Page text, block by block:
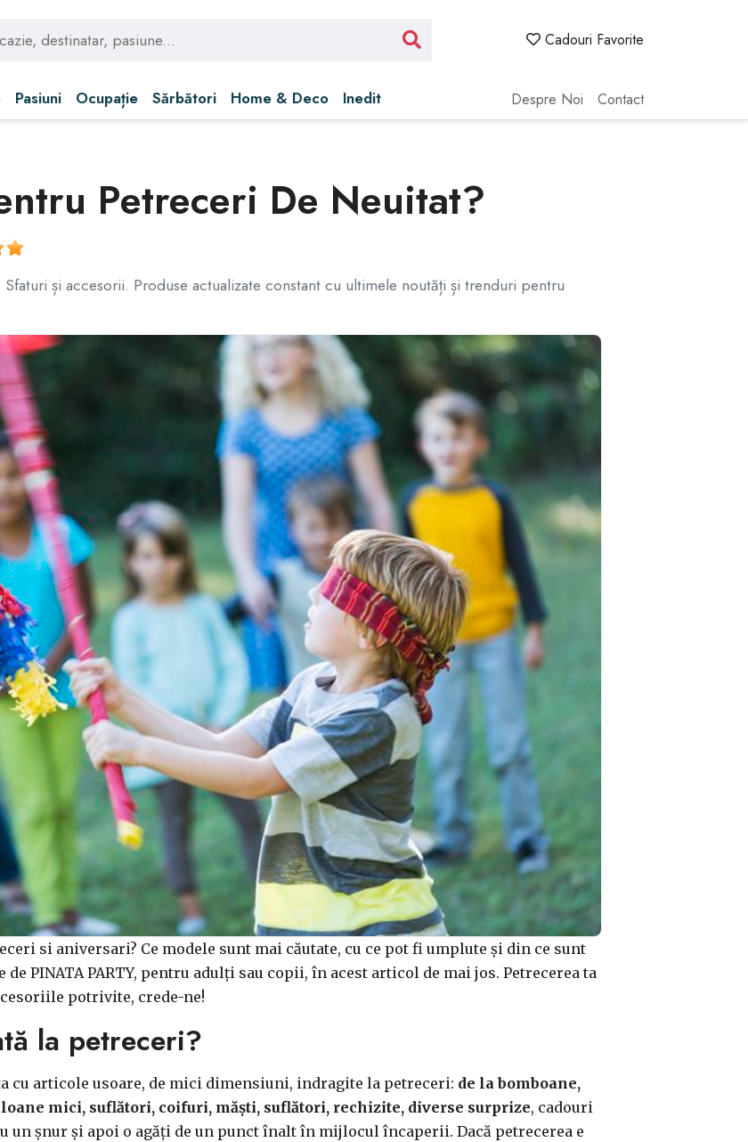
Cadouri Favorite
Pasiuni Ocupație Sărbători Home & Deco Inedit Despre Noi Contact
Petreceri De Neuitat?
și accesorii. Produse actualizate constant cu ultimele noutăți și trenduri pentru
si aniversari? Ce modele sunt mai căutate, cu ce pot fi umplute și din ce sunt
PINATA PARTY, pentru adulți sau copii, în acest articol de mai jos. Petrecerea ta
potrivite, crede-ne!
la petreceri?
articole usoare, de mici dimensiuni, indragite la petreceri: de la bomboane,
mici, suflători, coifuri, măști, suflători, rechizite, diverse surprize, cadouri
un șnur și apoi o agăți de un punct înalt în mijlocul încaperii. Dacă petrecerea e